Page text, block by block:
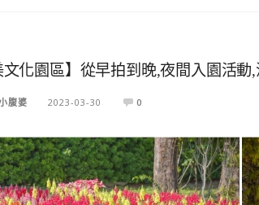
文化園區】從早拍到晚,夜間入園活
腹婆 2023-03-30 0